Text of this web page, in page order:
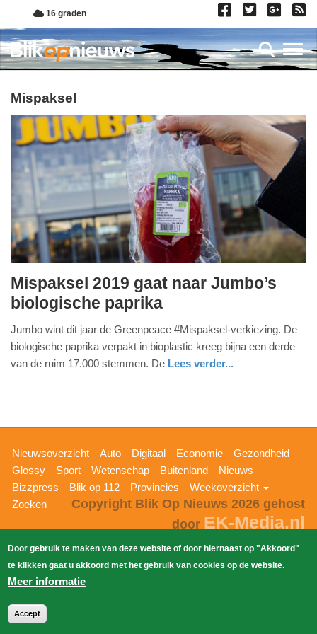
Overslaan
en
naar
de
gaan
16 graden
mispaksel
dinsdag,
oktober
2019
-
04-
2025
09:10
Mispaksel 2019 gaat naar Jumbo’s
biologische paprika
Jumbo wint dit jaar de Greenpeace #Mispaksel-verkiezing. De
biologische paprika verpakt in bioplastic kreeg bijna een derde
van de ruim 17.000 stemmen. De Lees verder...
Hoofdnavigatie
Nieuwsoverzicht Auto Digitaal Economie
Gezondheid
Glossy
Sport Wetenschap Buitenland
Nieuws
Bizzpress
Blik op 112 Provincies
Weekoverzicht
Zoeken
Copyright Blik Op Nieuws 2026 gehost
door EK-Media.nl
Door gebruik te maken van deze website of door hiernaast op "Akkoord"
te klikken gaat u akkoord met het gebruik van cookies op de website.
Meer informatie
Accept